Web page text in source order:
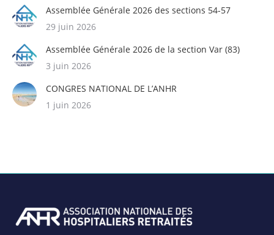
Assemblée Générale 2026 des sections 54-57
29 juin 2026
Assemblée Générale 2026 de la section Var (83)
3 juin 2026
CONGRES NATIONAL DE L’ANHR
1 juin 2026